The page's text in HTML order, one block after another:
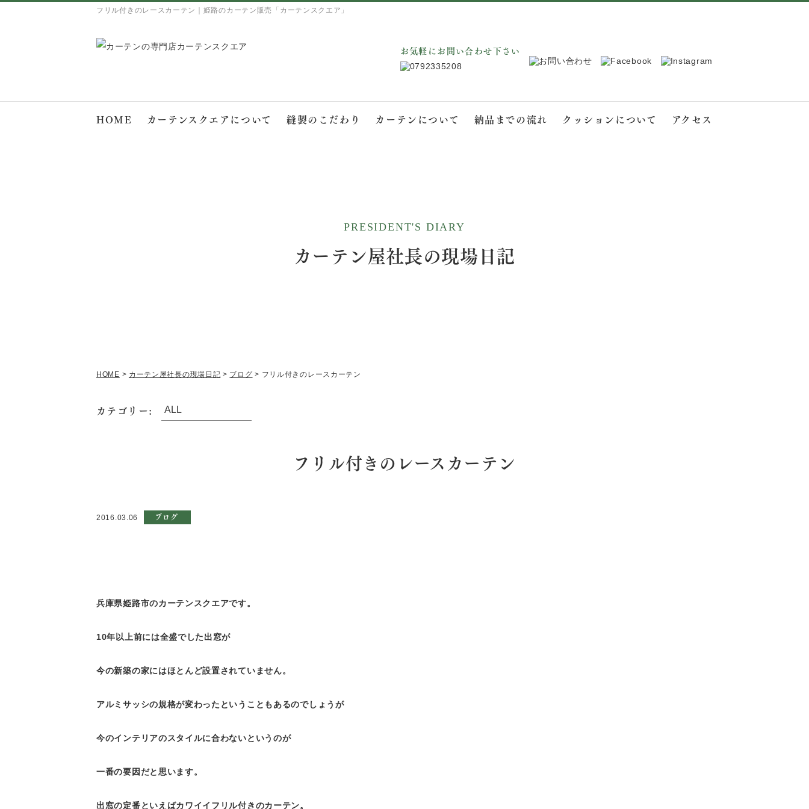
フリル付きのレースカーテン｜姫路のカーテン販売「カーテンスクエア」
お気軽にお問い合わせ下さい
HOME カーテンスクエアについて 縫製のこだわり カーテンについて 納品までの流れ クッションについて アクセス
PRESIDENT'S DIARY
カーテン屋社長の現場日記
HOME > カーテン屋社長の現場日記 > ブログ > フリル付きのレースカーテン
カテゴリー:
フリル付きのレースカーテン
2016.03.06 ブログ
兵庫県姫路市のカーテンスクエアです。
10年以上前には全盛でした出窓が
今の新築の家にはほとんど設置されていません。
アルミサッシの規格が変わったということもあるのでしょうが
今のインテリアのスタイルに合わないというのが
一番の要因だと思います。
出窓の定番といえばカワイイフリル付きのカーテン。